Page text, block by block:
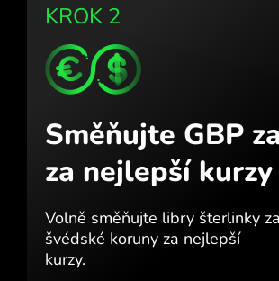
KROK 2
Směňujte GBP
za nejlepší kurzy
Volně směňujte libry šterlinky za
švédské koruny za nejlepší
kurzy.